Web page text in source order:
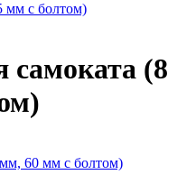
мм с болтом)
самоката (8
мм, 60 мм с болтом)